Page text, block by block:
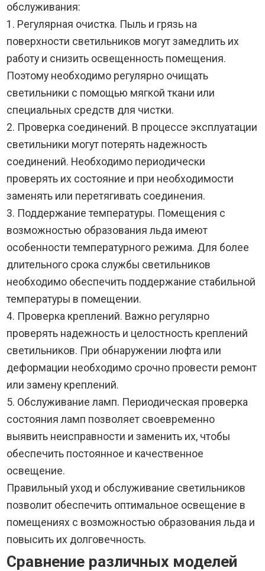
обслуживания:
1. Регулярная очистка. Пыль и грязь на
поверхности светильников могут замедлить их
работу и снизить освещенность помещения.
Поэтому необходимо регулярно очищать
светильники с помощью мягкой ткани или
специальных средств для чистки.
2. Проверка соединений. В процессе эксплуатации
светильники могут потерять надежность
соединений. Необходимо периодически
проверять их состояние и при необходимости
заменять или перетягивать соединения.
3. Поддержание температуры. Помещения с
возможностью образования льда имеют
особенности температурного режима. Для более
длительного срока службы светильников
необходимо обеспечить поддержание стабильной
температуры в помещении.
4. Проверка креплений. Важно регулярно
проверять надежность и целостность креплений
светильников. При обнаружении люфта или
деформации необходимо срочно провести ремонт
или замену креплений.
5. Обслуживание ламп. Периодическая проверка
состояния ламп позволяет своевременно
выявить неисправности и заменить их, чтобы
обеспечить постоянное и качественное
освещение.
Правильный уход и обслуживание светильников
позволит обеспечить оптимальное освещение в
помещениях с возможностью образования льда и
повысить их долговечность.
Сравнение различных моделей